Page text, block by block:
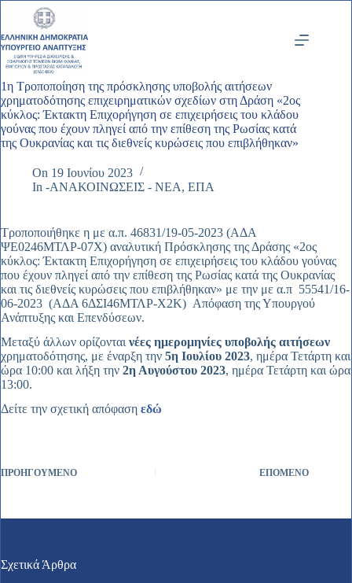
Μετάβαση
περιεχόμενο
1η Τροποποίηση της πρόσκλησης υποβολής αιτήσεων
χρηματοδότησης επιχειρηματικών σχεδίων στη Δράση «2ος
κύκλος: Έκτακτη Επιχορήγηση σε επιχειρήσεις του κλάδου
γούνας που έχουν πληγεί από την επίθεση της Ρωσίας κατά
της Ουκρανίας και τις διεθνείς κυρώσεις που επιβλήθηκαν»
On 19 Ιουνίου 2023
In -ΑΝΑΚΟΙΝΩΣΕΙΣ - ΝΕΑ,ΕΠΑ
Τροποποιήθηκε η με α.π. 46831/19-05-2023 (ΑΔΑ
ΨΕ0246ΜΤΛΡ-07Χ) αναλυτική Πρόσκλησης της Δράσης «2ος
κύκλος: Έκτακτη Επιχορήγηση σε επιχειρήσεις του κλάδου γούνας
που έχουν πληγεί από την επίθεση της Ρωσίας κατά της Ουκρανίας
και τις διεθνείς κυρώσεις που επιβλήθηκαν» με την με α.π 55541/16-
06-2023 (ΑΔΑ 6ΔΣΙ46ΜΤΛΡ-Χ2Κ) Απόφαση της Υπουργού
Ανάπτυξης και Επενδύσεων.
Μεταξύ άλλων ορίζονται νέες ημερομηνίες υποβολής αιτήσεων
χρηματοδότησης, με έναρξη την 5η Ιουλίου 2023, ημέρα Τετάρτη και
ώρα 10:00 και λήξη την 2η Αυγούστου 2023, ημέρα Τετάρτη και ώρα
13:00.
Δείτε την σχετική απόφαση εδώ
ΠΡΟΗΓΟΎΜΕΝΟ ΕΠΌΜΕΝΟ
Σχετικά Άρθρα